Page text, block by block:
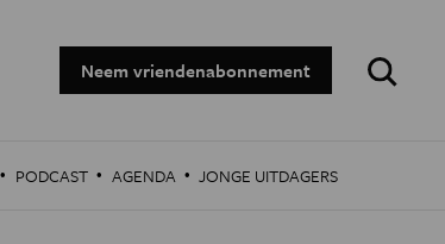
Neem vriendenabonnement
Zoeken:
· PODCAST · AGENDA · JONGE UITDAGERS